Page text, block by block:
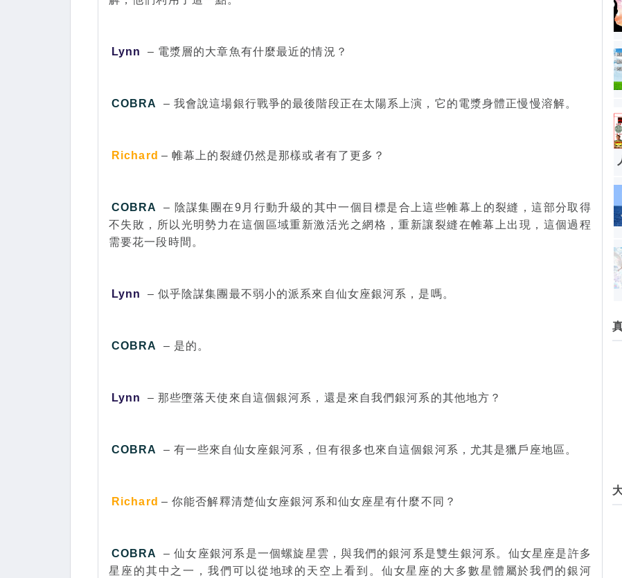
Lynn – 電漿層的大章魚有什麼最近的情況？
COBRA – 我會說這場銀行戰爭的最後階段正在太陽系上演，它的電漿身體正慢慢溶解。
Richard – 帷幕上的裂縫仍然是那樣或者有了更多？
COBRA
– 陰謀集團在9月行動升級的其中一個目標是合上這些帷幕上的裂縫，這部分取得
不失敗，所以光明勢力在這個區域重新激活光之網格，重新讓裂縫在帷幕上出現，這個過程
需要花一段時間。
Lynn – 似乎陰謀集團最不弱小的派系來自仙女座銀河系，是嗎。
COBRA – 是的。
Lynn – 那些墮落天使來自這個銀河系，還是來自我們銀河系的其他地方？
COBRA – 有一些來自仙女座銀河系，但有很多也來自這個銀河系，尤其是獵戶座地區。
Richard – 你能否解釋清楚仙女座銀河系和仙女座星有什麼不同？
COBRA
– 仙女座銀河系是一個螺旋星雲，與我們的銀河系是雙生銀河系。仙女星座是許多
星座的其中之一，我們可以從地球的天空上看到。仙女星座的大多數星體屬於我們的銀河